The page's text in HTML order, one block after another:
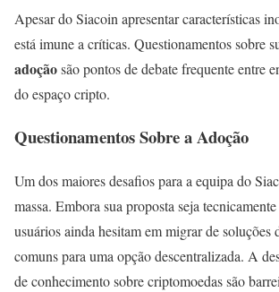
Apesar do Siacoin apresentar características
está imune a críticas. Questionamentos sobre
adoçãosão pontos de debate frequente entre
do espaço cripto.
Questionamentos Sobre a Adoção
Um dos maiores desafios para a equipa do
massa. Embora sua proposta seja
usuários ainda hesitam em migrar de soluções
comuns para uma opção descentralizada. A
de conhecimento sobre criptomoedas são